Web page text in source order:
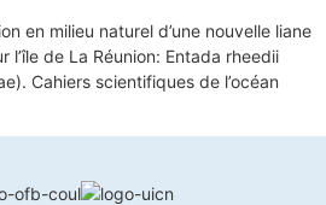
en milieu naturel d’une nouvelle liane
de La Réunion: Entada rheedii
Cahiers scientifiques de l’océan